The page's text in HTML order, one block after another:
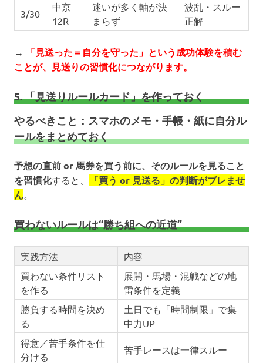
3/30
中京
12R
迷いが多く軸が決
まらず
波乱・スルー
正解
→
「見送った＝自分を守った」という成功体験を積む
ことが、見送りの習慣化につながります。
5. 「見送りルールカード」を作っておく
やるべきこと：スマホのメモ・手帳・紙に自分ル
ールをまとめておく
予想の直前 or 馬券を買う前に、そのルールを見ること
を習慣化すると、
「買う or 見送る」の判断がブレませ
ん
買わないルールは“勝ち組への近道”
実践方法
内容
買わない条件リスト
を作る
展開・馬場・混戦などの地
雷条件を定義
勝負する時間を決め
る
土日でも「時間制限」で集
中力UP
得意／苦手条件を仕
分ける
苦手レースは一律スルー